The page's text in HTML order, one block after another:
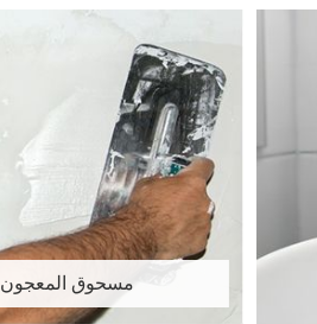
مسحوق المعجون